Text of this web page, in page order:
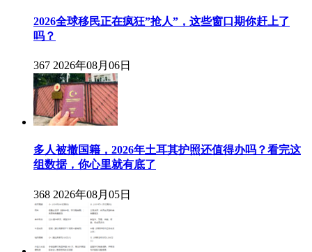
2026全球移民正在疯狂”抢人”，这些窗口期你赶上了
吗？
367 2026年08月06日
多人被撤国籍，2026年土耳其护照还值得办吗？看完这
组数据，你心里就有底了
368 2026年08月05日